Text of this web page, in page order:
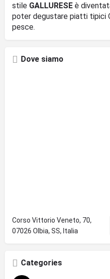
stile GALLURESE è
poter degustare piatti tipici
pesce.
Dove siamo
Corso Vittorio Veneto, 70,
07026 Olbia, SS, Italia
Categories